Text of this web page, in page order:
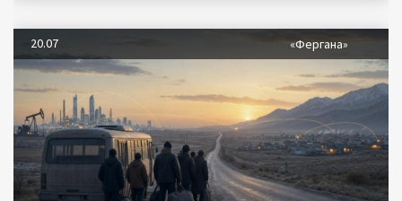
20.07 «Фергана»